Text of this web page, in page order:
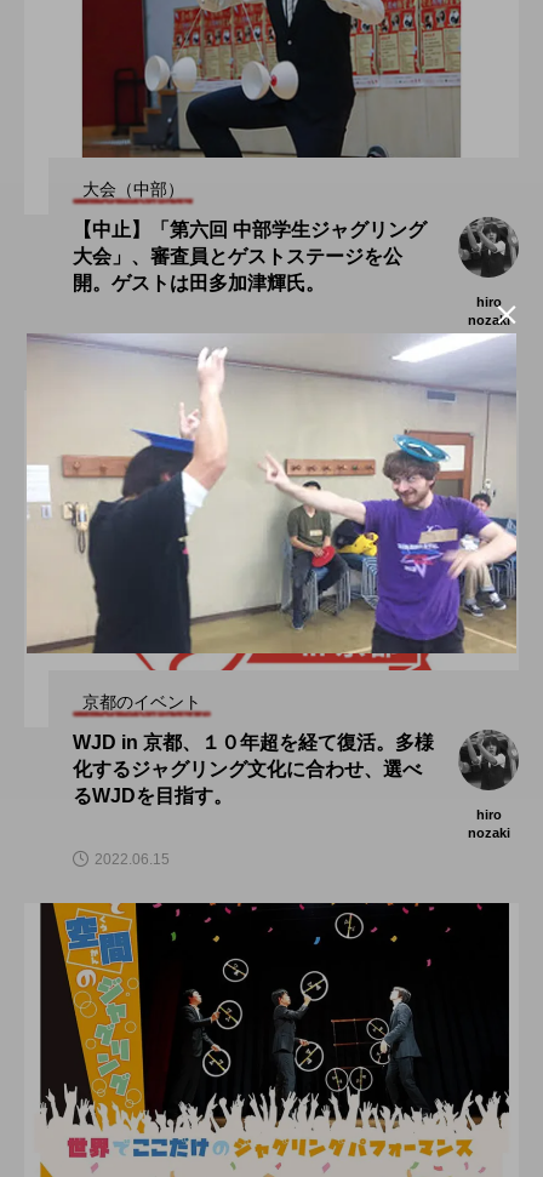
大会（中部）
【中止】「第六回 中部学生ジャグリング
大会」、審査員とゲストステージを公
開。ゲストは田多加津輝氏。
hiro
nozaki
2019.11.02
京都のイベント
WJD in 京都、１０年超を経て復活。多様
化するジャグリング文化に合わせ、選べ
るWJDを目指す。
hiro
nozaki
2022.06.15
